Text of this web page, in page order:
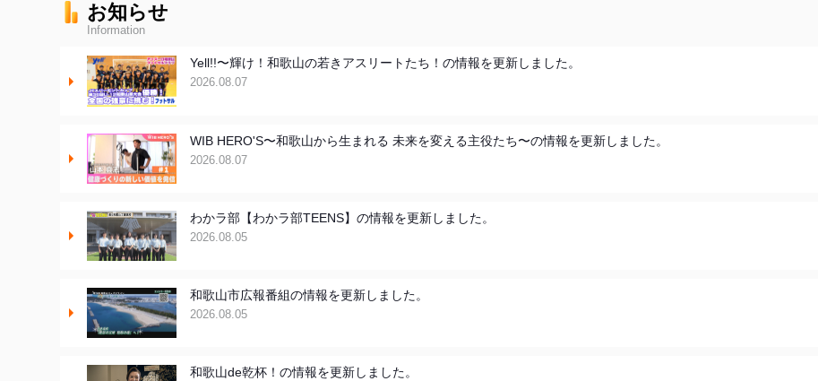
お知らせ
Information
Yell!!〜輝け！和歌山の若きアスリートたち！の情報を更新しました。
2026.08.07
WIB HERO'S〜和歌山から生まれる 未来を変える主役たち〜の情報を更新しました。
2026.08.07
わかラ部【わかラ部TEENS】の情報を更新しました。
2026.08.05
和歌山市広報番組の情報を更新しました。
2026.08.05
和歌山de乾杯！の情報を更新しました。